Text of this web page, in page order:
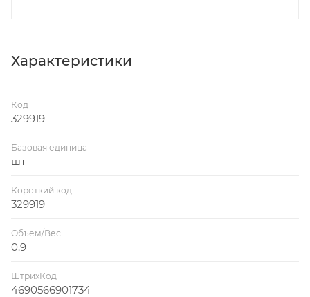
Характеристики
Код
329919
Базовая единица
шт
Короткий код
329919
Объем/Вес
0.9
ШтрихКод
4690566901734